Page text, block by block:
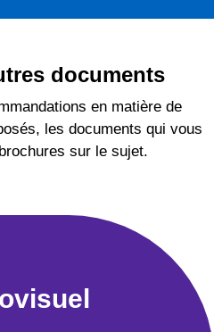
documents
en matière de
les documents qui vous
sur le sujet.